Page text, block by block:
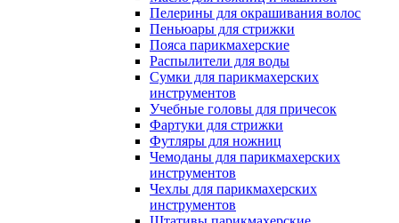
Пелерины для окрашивания волос
Пеньюары для стрижки
Пояса парикмахерские
Распылители для воды
Сумки для парикмахерских
инструментов
Учебные головы для причесок
Фартуки для стрижки
Футляры для ножниц
Чемоданы для парикмахерских
инструментов
Чехлы для парикмахерских
инструментов